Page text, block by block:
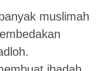
muslimah